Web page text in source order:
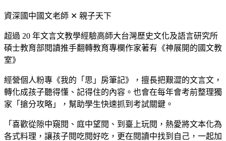
資深國中國文老師 ✕ 親子天下
超過 20 年文言文教學經驗高師大台灣歷史文化及語言研究所
碩士教育部閱讀推手翻轉教育專欄作家著有《神展開的國文教
室》
經營個人粉專《我的「思」房筆記》，擅長把艱澀的文言文，
轉化成孩子聽得懂、記得住的內容。也會在每年會考前整理獨
家「搶分攻略」，幫助學生快速抓到考試關鍵。
「喜歡從隙中窺閱、庭中望閱、到臺上玩閱，熱愛將文本化為
各式料理，讓孩子閱吃閱好吃，更在閱讀中找到自己，一起加